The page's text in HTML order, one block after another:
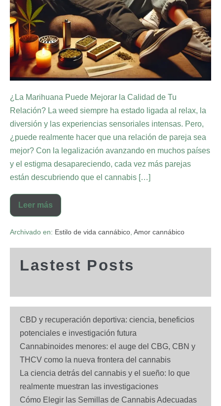
¿La Marihuana Puede Mejorar la Calidad de Tu
Relación? La weed siempre ha estado ligada al relax, la
diversión y las experiencias sensoriales intensas. Pero,
¿puede realmente hacer que una relación de pareja sea
mejor? Con la legalización avanzando en muchos países
y el estigma desapareciendo, cada vez más parejas
están descubriendo que el cannabis […]
Leer más
Archivado en: Estilo de vida cannábico Amor cannábico
Lastest Posts
CBD y recuperación deportiva: ciencia, beneficios
potenciales e investigación futura
Cannabinoides menores: el auge del CBG, CBN y
THCV como la nueva frontera del cannabis
La ciencia detrás del cannabis y el sueño: lo que
realmente muestran las investigaciones
Cómo Elegir las Semillas de Cannabis Adecuadas